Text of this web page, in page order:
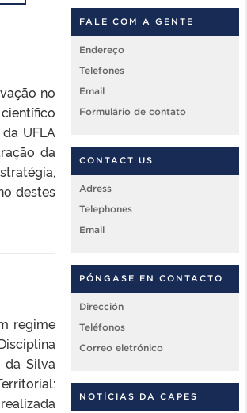
no
UFLA
da
destes
regime
da Silva
FALE COM A GENTE
Endereço
Telefones
Email
Formulário de contato
CONTACT US
Adress
Telephones
Email
PÓNGASE EN CONTACTO
Dirección
Teléfonos
Correo eletrónico
NOTÍCIAS DA CAPES